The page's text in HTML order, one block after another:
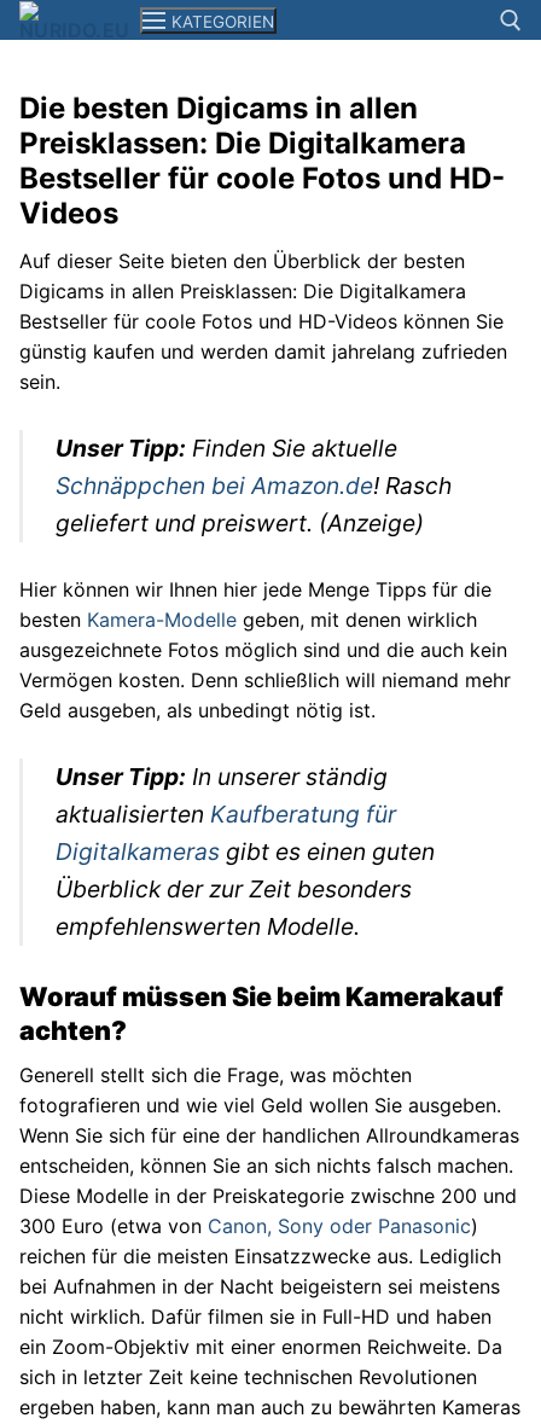
Zum
Inhalt
KATEGORIEN
News
Smartphones+Tablets
Computer
Kameras
Elektronik
Filme+Serien
Stars
Die besten Digicams in allen
Preisklassen: Die Digitalkamera
Bestseller für coole Fotos und HD-
Videos
Auf dieser Seite bieten den Überblick der besten
Digicams in allen Preisklassen: Die Digitalkamera
Bestseller für coole Fotos und HD-Videos können Sie
günstig kaufen und werden damit jahrelang zufrieden
sein.
Unser Tipp: Finden Sie aktuelle
Schnäppchen bei Amazon.de! Rasch
geliefert und preiswert. (Anzeige)
Hier können wir Ihnen hier jede Menge Tipps für die
besten Kamera-Modelle geben, mit denen wirklich
ausgezeichnete Fotos möglich sind und die auch kein
Vermögen kosten. Denn schließlich will niemand mehr
Geld ausgeben, als unbedingt nötig ist.
Unser Tipp: In unserer ständig
aktualisierten Kaufberatung für
Digitalkameras gibt es einen guten
Überblick der zur Zeit besonders
empfehlenswerten Modelle.
Worauf müssen Sie beim Kamerakauf
achten?
Generell stellt sich die Frage, was möchten
fotografieren und wie viel Geld wollen Sie ausgeben.
Wenn Sie sich für eine der handlichen Allroundkameras
entscheiden, können Sie an sich nichts falsch machen.
Diese Modelle in der Preiskategorie zwischne 200 und
300 Euro (etwa von Canon, Sony oder Panasonic)
reichen für die meisten Einsatzzwecke aus. Lediglich
bei Aufnahmen in der Nacht beigeistern sei meistens
nicht wirklich. Dafür filmen sie in Full-HD und haben
ein Zoom-Objektiv mit einer enormen Reichweite. Da
sich in letzter Zeit keine technischen Revolutionen
ergeben haben, kann man auch zu bewährten Kameras